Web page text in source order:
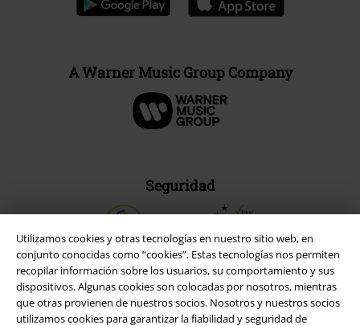
Utilizamos cookies y otras tecnologías en nuestro sitio web, en
conjunto conocidas como “cookies”. Estas tecnologías nos permiten
recopilar información sobre los usuarios, su comportamiento y sus
dispositivos. Algunas cookies son colocadas por nosotros, mientras
que otras provienen de nuestros socios. Nosotros y nuestros socios
utilizamos cookies para garantizar la fiabilidad y seguridad de
A Warner Music Group Company
Seguridad